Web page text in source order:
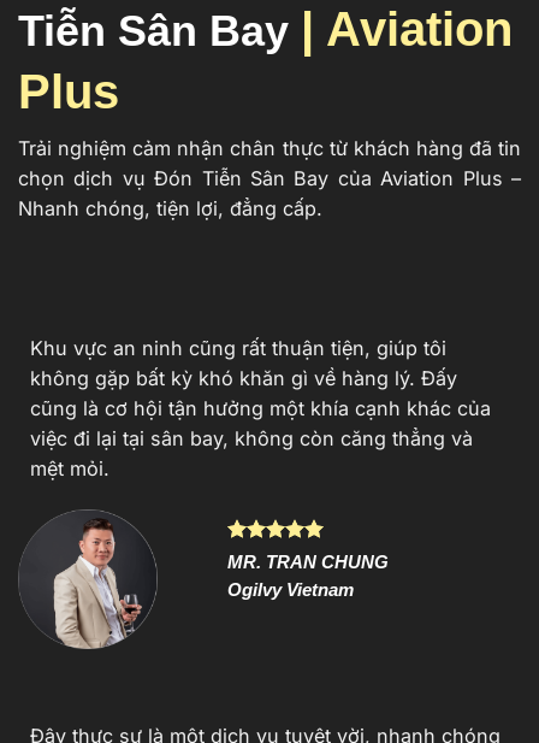
Tiễn Sân Bay | Aviation
Plus
Trải nghiệm cảm nhận chân thực từ khách hàng đã tin
chọn dịch vụ Đón Tiễn Sân Bay của Aviation Plus –
Nhanh chóng, tiện lợi, đẳng cấp.
Khu vực an ninh cũng rất thuận tiện, giúp tôi
không gặp bất kỳ khó khăn gì về hàng lý. Đấy
cũng là cơ hội tận hưởng một khía cạnh khác của
việc đi lại tại sân bay, không còn căng thẳng và
mệt mỏi.
MR. TRAN CHUNG
Ogilvy Vietnam
Đây thực sự là một dịch vụ tuyệt vời, nhanh chóng